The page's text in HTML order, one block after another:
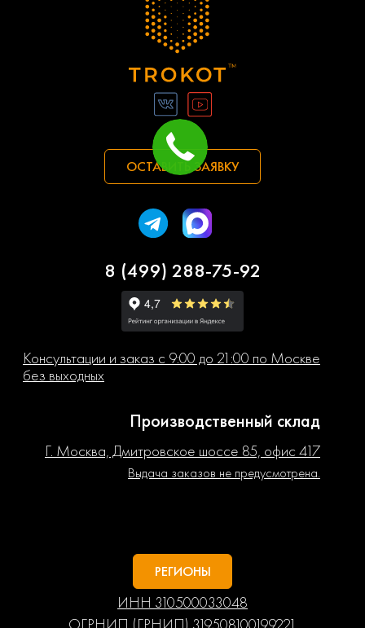
ОСТАВИТЬ ЗАЯВКУ
8 (499) 288-75-92
Консультации и заказ с 9:00 до 21:00 по Москве
без выходных
Производственный склад
Г. Москва, Дмитровское шоссе 85, офис 417
Выдача заказов не предусмотрена.
РЕГИОНЫ
ИНН 310500033048